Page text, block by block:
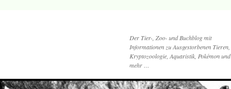
Der Tier-, Zoo- und Buchblog mit
Informationen zu Ausgestorbenen Tieren,
Kryptozoologie, Aquaristik, Pokémon und
mehr …